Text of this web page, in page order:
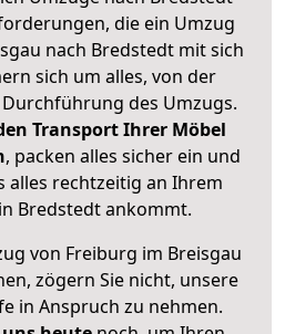
die ein Umzug
nach Bredstedt mit sich
sich um alles, von der
des Umzugs.
Transport Ihrer Möbel
, packen alles sicher ein und
alles rechtzeitig an Ihrem
Bredstedt ankommt.
von Freiburg im Breisgau
zögern Sie nicht, unsere
in Anspruch zu nehmen.